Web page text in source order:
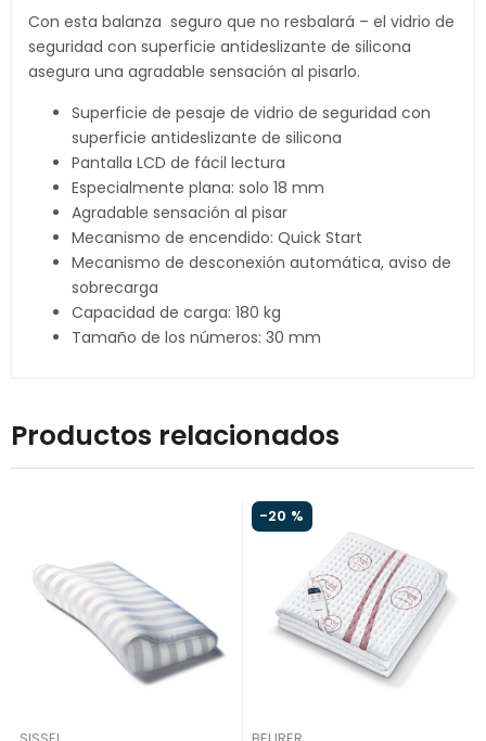
Con esta balanza seguro que no resbalará – el vidrio de
seguridad con superficie antideslizante de silicona
asegura una agradable sensación al pisarlo.
Superficie de pesaje de vidrio de seguridad con
superficie antideslizante de silicona
Pantalla LCD de fácil lectura
Especialmente plana: solo 18 mm
Agradable sensación al pisar
Mecanismo de encendido: Quick Start
Mecanismo de desconexión automática, aviso de
sobrecarga
Capacidad de carga: 180 kg
Tamaño de los números: 30 mm
Productos relacionados
-20 %